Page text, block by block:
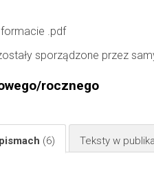
.pdf
sporządzone przez
rocznego
(6) Teksty w